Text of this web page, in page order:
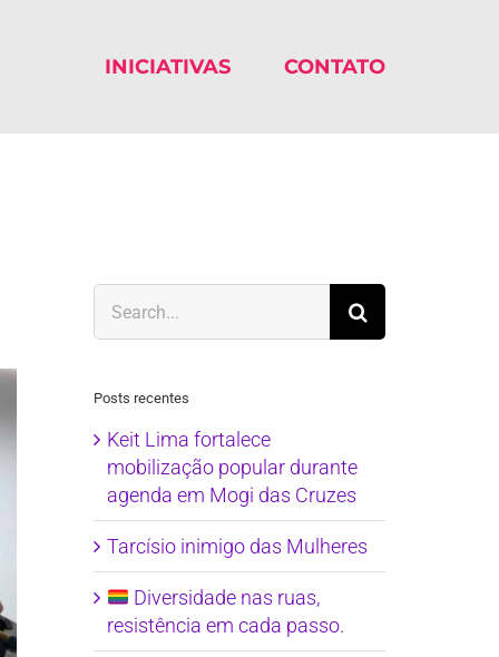
INICIATIVAS CONTATO
for:
Posts recentes
Keit Lima fortalece
mobilização popular durante
agenda em Mogi das Cruzes
Tarcísio inimigo das Mulheres
Diversidade nas ruas,
resistência em cada passo.